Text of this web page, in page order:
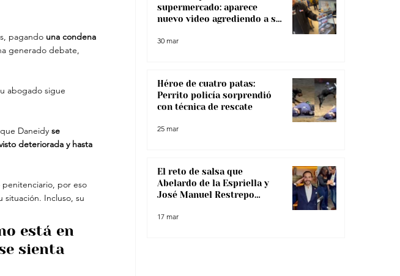
pagando una condena
generado debate,
abogado sigue
Daneidy se
deteriorada y hasta
por eso
situación. Incluso, su
está en
sienta
supermercado: aparece
nuevo video agrediendo a su
30 mar
Héroe de cuatro patas:
Perrito policía sorprendió
con técnica de rescate
25 mar
El reto de salsa que
Abelardo de la Espriella y
José Manuel Restrepo
17 mar